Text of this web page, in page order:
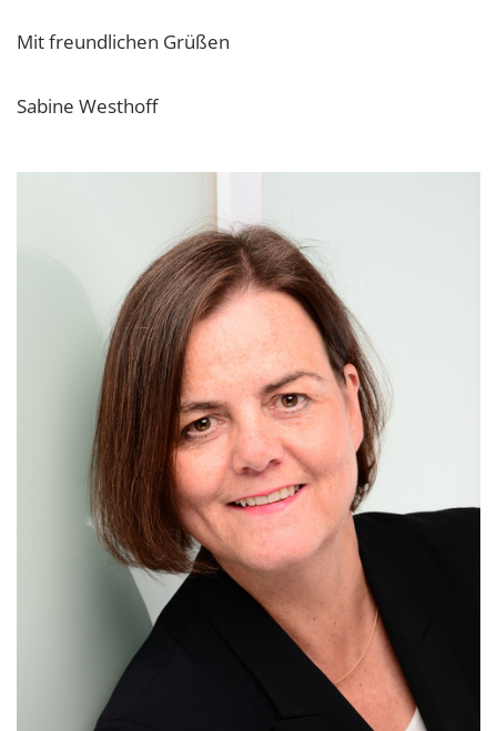
Mit freundlichen Grüßen
Sabine Westhoff